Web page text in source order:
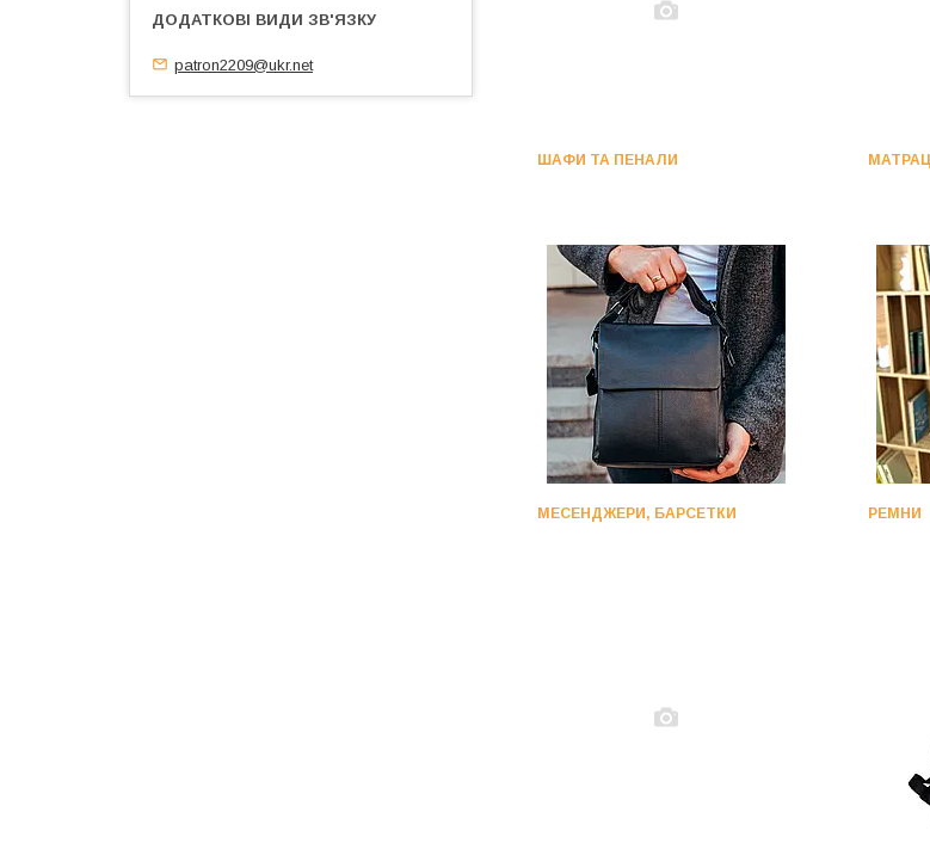
ШАФИ ТА ПЕНАЛИ
МЕСЕНДЖЕРИ, БАРСЕТКИ РЕМНИ
patron2209@ukr.net